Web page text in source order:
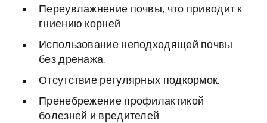
Переувлажнение почвы, что приводит к
гниению корней.
Использование неподходящей почвы
без дренажа.
Отсутствие регулярных подкормок.
Пренебрежение профилактикой
болезней и вредителей.